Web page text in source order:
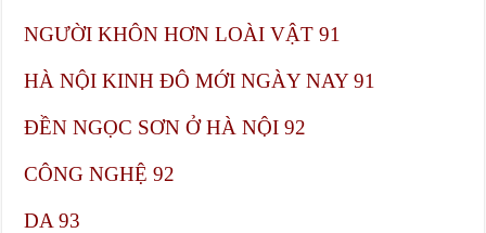
NGƯỜI KHÔN HƠN LOÀI VẬT​ 91
HÀ NỘI KINH ĐÔ MỚI NGÀY NAY​ 91
ĐỀN NGỌC SƠN Ở HÀ NỘI​ 92
CÔNG NGHỆ​ 92
DA​ 93